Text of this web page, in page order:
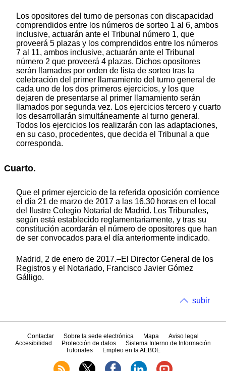
Los opositores del turno de personas con discapacidad
comprendidos entre los números de sorteo 1 al 6, ambos
inclusive, actuarán ante el Tribunal número 1, que
proveerá 5 plazas y los comprendidos entre los números
7 al 11, ambos inclusive, actuarán ante el Tribunal
número 2 que proveerá 4 plazas. Dichos opositores
serán llamados por orden de lista de sorteo tras la
celebración del primer llamamiento del turno general de
cada uno de los dos primeros ejercicios, y los que
dejaren de presentarse al primer llamamiento serán
llamados por segunda vez. Los ejercicios tercero y cuarto
los desarrollarán simultáneamente al turno general.
Todos los ejercicios los realizarán con las adaptaciones,
en su caso, procedentes, que decida el Tribunal a que
corresponda.
Cuarto.
Que el primer ejercicio de la referida oposición comience
el día 21 de marzo de 2017 a las 16,30 horas en el local
del Ilustre Colegio Notarial de Madrid. Los Tribunales,
según está establecido reglamentariamente, y tras su
constitución acordarán el número de opositores que han
de ser convocados para el día anteriormente indicado.
Madrid, 2 de enero de 2017.–El Director General de los
Registros y el Notariado, Francisco Javier Gómez
Gálligo.
subir
Contactar Sobre la sede electrónica Mapa
Aviso legal
Accesibilidad
Protección de datos
Sistema Interno de Información
Tutoriales
Empleo en la AEBOE